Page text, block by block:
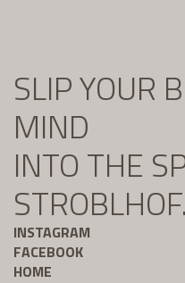
SLIP YOUR
MIND
INTO THE
STROBLHOF.
INSTAGRAM
FACEBOOK
HOME